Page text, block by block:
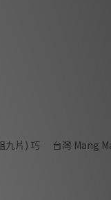
九片) 巧
台灣 Mang